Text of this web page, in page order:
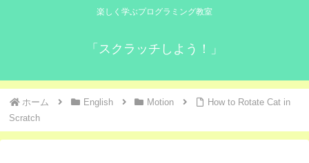
楽しく学ぶプログラミング教室
「スクラッチしよう！」
ホーム English Motion
How to Rotate Cat in
Scratch